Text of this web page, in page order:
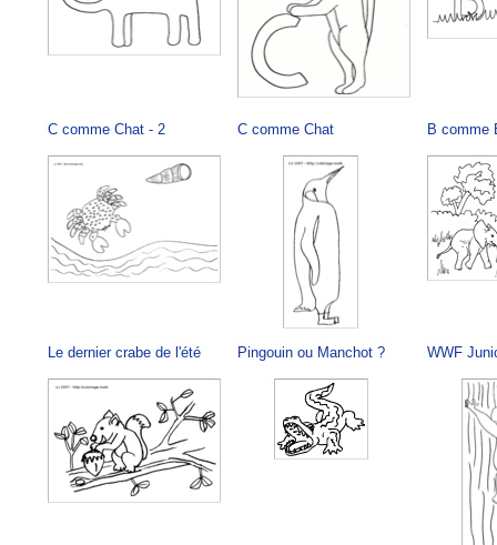
C comme Chat - 2 C comme Chat B comme
Le dernier crabe de l'été Pingouin ou Manchot ? WWF